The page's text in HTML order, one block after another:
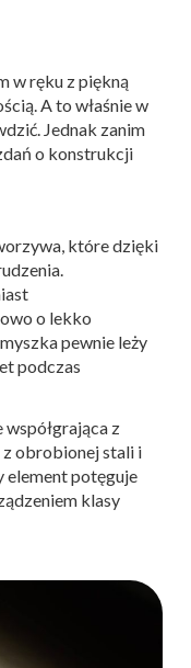
w ręku z piękną
A to właśnie w
Jednak zanim
o konstrukcji
które dzięki
o lekko
pewnie leży
podczas
współgrająca z
z obrobionej stali i
element potęguje
klasy